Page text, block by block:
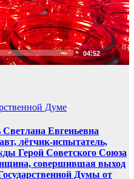
04:52
Думе
Светлана Евгеньевна
лётчик-испытатель,
Герой Советского Союза
совершившая выход
Думы от